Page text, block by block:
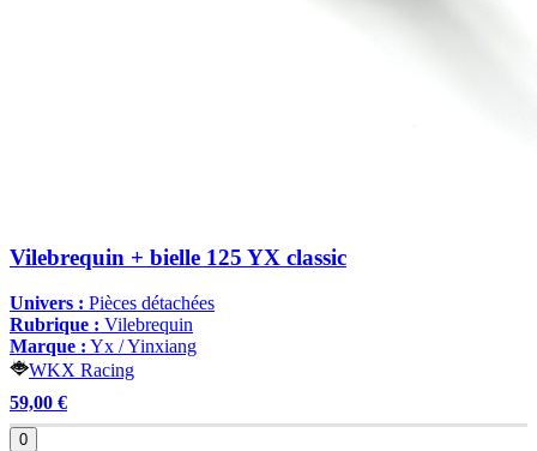
Vilebrequin + bielle 125 YX classic
Univers : Pièces détachées
Rubrique : Vilebrequin
Marque : Yx / Yinxiang
WKX Racing
59,00 €
0